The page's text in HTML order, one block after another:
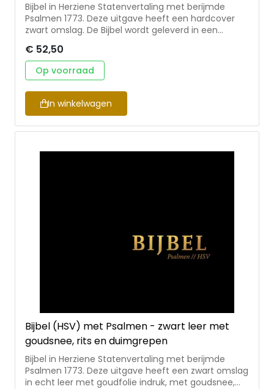
Bijbel in Herziene Statenvertaling met berijmde
Psalmen 1773. Deze uitgave heeft een hardcover
zwart omslag. De Bijbel wordt geleverd in een
mee te nemen.
€ 52,50
Op voorraad
In winkelwagen
Bijbel (HSV) met Psalmen - zwart leer met
goudsnee, rits en duimgrepen
Bijbel in Herziene Statenvertaling met berijmde
Psalmen 1773. Deze uitgave heeft een zwart omslag
in echt leer met goudfolie indruk, met goudsnee,